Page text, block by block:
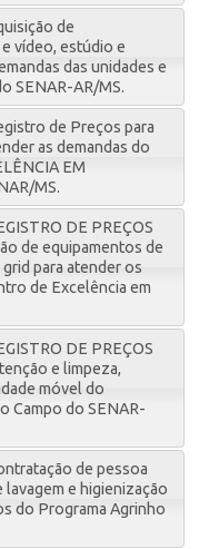
de
vídeo, estúdio e
das unidades e
SENAR-AR/MS.
de Preços para
as demandas do
EM
MS.
DE PREÇOS
de equipamentos de
para atender os
de Excelência em
DE PREÇOS
e limpeza,
móvel do
Campo do SENAR-
de pessoa
e higienização
do Programa Agrinho